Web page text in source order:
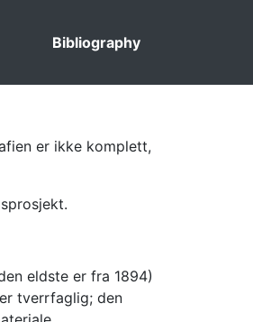
Bibliography
er ikke komplett,
eldste er fra 1894)
tverrfaglig; den